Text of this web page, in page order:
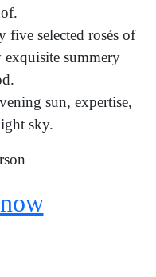
selected rosés of
exquisite summery
sun, expertise,
sky.